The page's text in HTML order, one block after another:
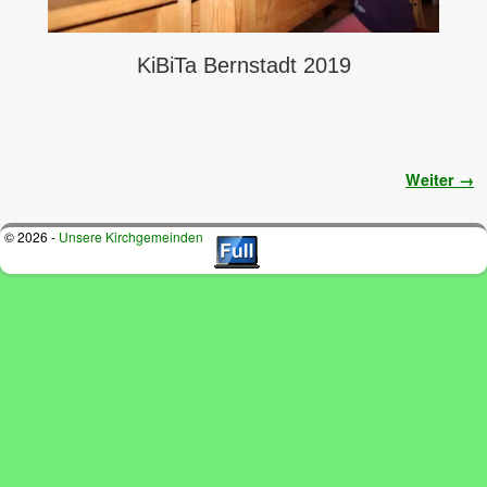
KiBiTa Bernstadt 2019
Weiter →
© 2026 - Unsere Kirchgemeinden